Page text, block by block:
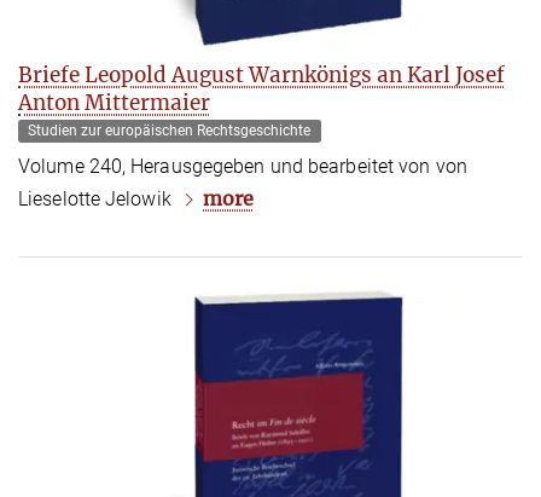
Briefe Leopold August Warnkönigs an Karl Josef
Anton Mittermaier
Studien zur europäischen Rechtsgeschichte
Volume 240, Herausgegeben und bearbeitet von von
Lieselotte Jelowik
more